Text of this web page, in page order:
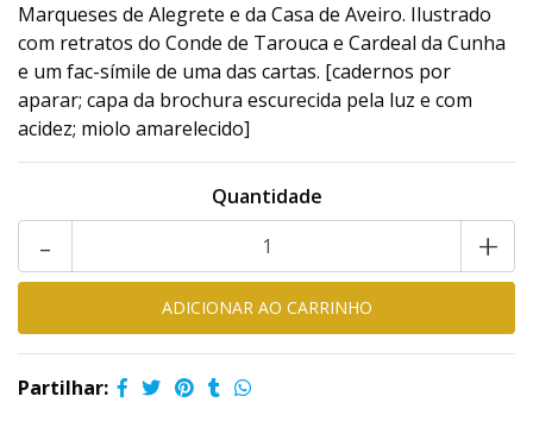
Marqueses de Alegrete e da Casa de Aveiro. Ilustrado
com retratos do Conde de Tarouca e Cardeal da Cunha
e um fac-símile de uma das cartas. [cadernos por
aparar; capa da brochura escurecida pela luz e com
acidez; miolo amarelecido]
Quantidade
+
-
Partilhar: